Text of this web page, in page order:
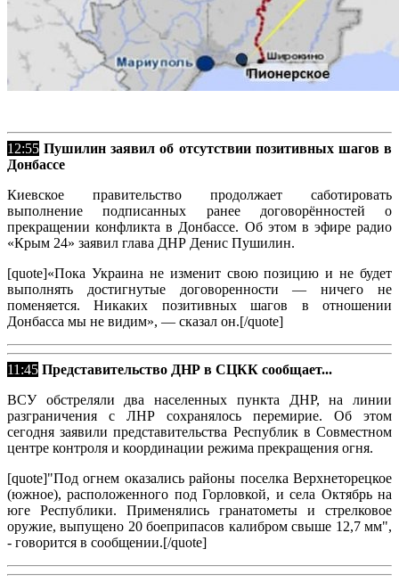
12:55 Пушилин заявил об отсутствии позитивных шагов в
Донбассе
Киевское правительство продолжает саботировать
выполнение подписанных ранее договорённостей о
прекращении конфликта в Донбассе. Об этом в эфире радио
«Крым 24» заявил глава ДНР Денис Пушилин.
[quote]«Пока Украина не изменит свою позицию и не будет
выполнять достигнутые договоренности — ничего не
поменяется. Никаких позитивных шагов в отношении
Донбасса мы не видим», — сказал он.[/quote]
11:45 Представительство ДНР в СЦКК сообщает...
ВСУ обстреляли два населенных пункта ДНР, на линии
разграничения с ЛНР сохранялось перемирие. Об этом
сегодня заявили представительства Республик в Совместном
центре контроля и координации режима прекращения огня.
[quote]"Под огнем оказались районы поселка Верхнеторецкое
(южное), расположенного под Горловкой, и села Октябрь на
юге Республики. Применялись гранатометы и стрелковое
оружие, выпущено 20 боеприпасов калибром свыше 12,7 мм",
- говорится в сообщении.[/quote]